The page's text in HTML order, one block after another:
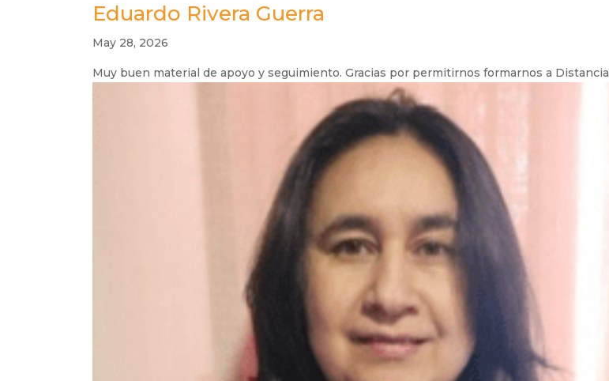
Eduardo Rivera Guerra
May 28, 2026
Muy buen material de apoyo y seguimiento. Gracias por permitirnos formarnos a Distancia